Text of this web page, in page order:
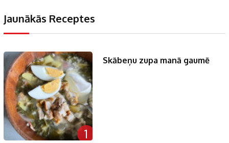
Jaunākās Receptes
1
Skābeņu zupa manā gaumē